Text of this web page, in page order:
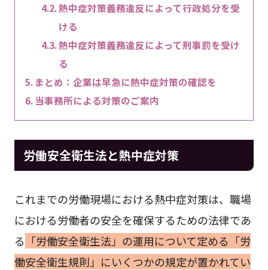
熱中症対策義務違反によって行政処分を受
ける
熱中症対策義務違反によって刑事罰を受け
る
まとめ：企業は早急に熱中症対策の確認を
当事務所による対策のご案内
労働安全衛生法と熱中症対策
これまでの労働現場における熱中症対策は、職場
における労働者の安全を確保するための法律であ
る 「労働安全衛生法」の運用について定める「労
働安全衛生規則」にいくつかの規定が置かれてい